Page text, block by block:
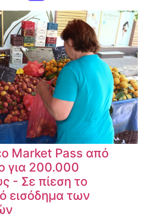
Market Pass από
για 200.000
- Σε πίεση το
εισόδημα των